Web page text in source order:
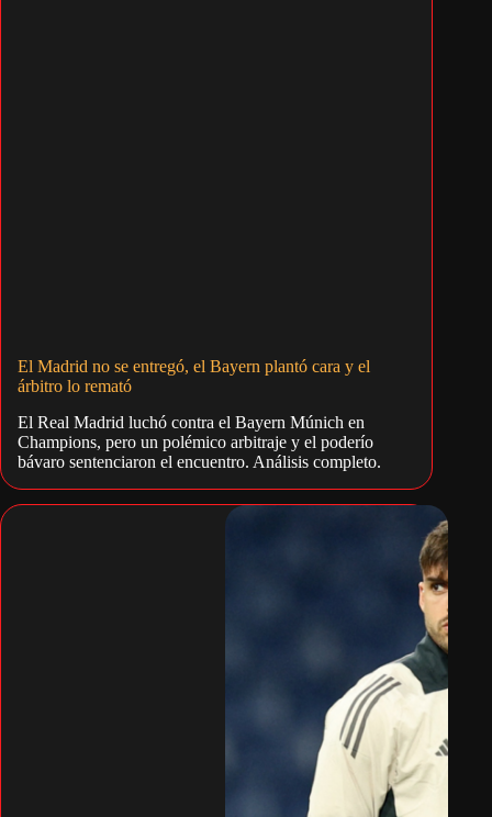
El Madrid no se entregó, el Bayern plantó cara y el
árbitro lo remató
El Real Madrid luchó contra el Bayern Múnich en
Champions, pero un polémico arbitraje y el poderío
bávaro sentenciaron el encuentro. Análisis completo.